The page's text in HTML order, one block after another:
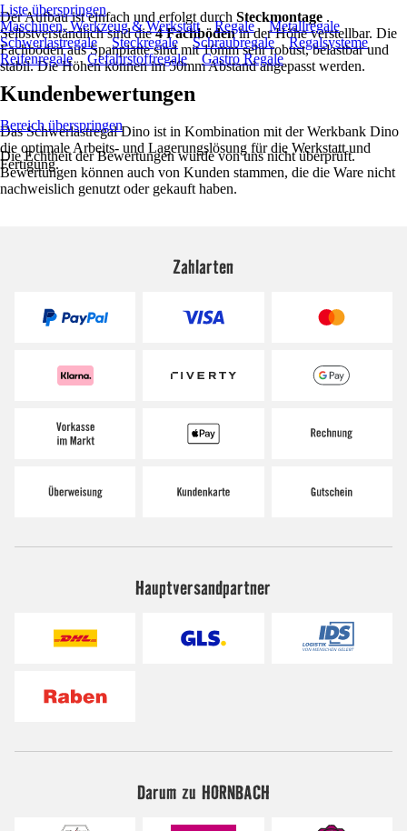
Der Aufbau ist einfach und erfolgt durch Steckmontage .
Selbstverständlich sind die4 Fachbödenin der Höhe verstellbar. Die
Fachböden aus Spanplatte sind mit 16mm sehr robust, belastbar und
stabil. Die Höhen können im 50mm Abstand angepasst werden.
Das Schwerlastregal Dino ist in Kombination mit der Werkbank Dino
die optimale Arbeits- und Lagerungslösung für die Werkstatt und
Fertigung.
Liste überspringen
Maschinen, Werkzeug & Werkstatt
Regale
Metallregale
Schwerlastregale
Steckregale Schraubregale
Regalsysteme
Reifenregale
Gefahrstoffregale Gastro Regale
Kundenbewertungen
Bereich überspringen
Die Echtheit der Bewertungen wurde von uns nicht überprüft.
Bewertungen können auch von Kunden stammen, die die Ware nicht
nachweislich genutzt oder gekauft haben.
Zahlarten
Hauptversandpartner
Darum zu HORNBACH